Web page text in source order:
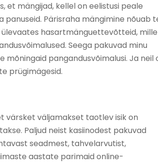
et mängijad, kellel on eelistusi peale
Pärisraha mängimine nõuab
hasartmänguettevõtteid,
Seega pakuvad minu
pangandusvõimalusi. Ja neil
prügimägesid.
värsket väljamakset taotlev isik on
Paljud neist kasiinodest pakuvad
seadmest, tahvelarvutist,
aastate parimaid online-